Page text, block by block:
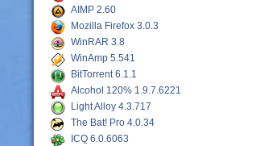
AIMP 2.60
Mozilla Firefox 3.0.3
WinRAR 3.8
WinAmp 5.541
BitTorrent 6.1.1
Alcohol 120% 1.9.7.6221
Light Alloy 4.3.717
The Bat! Pro 4.0.34
ICQ 6.0.6063